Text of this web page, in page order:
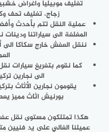
تغليف موبيليا واغراض
زجاج، تغليف تحف
عملية النقل تتم بأحدث
المغلفة الى سياراتنا
ننقل العفش خارج سكاكا
كما نقوم بتفريغ سيارات
الى نجارين
يقومون نجارين الأثاث
بورنيش اثاث مميز
هكذا تمتلكون مستوى نقل
عميلنا الغالي على يد